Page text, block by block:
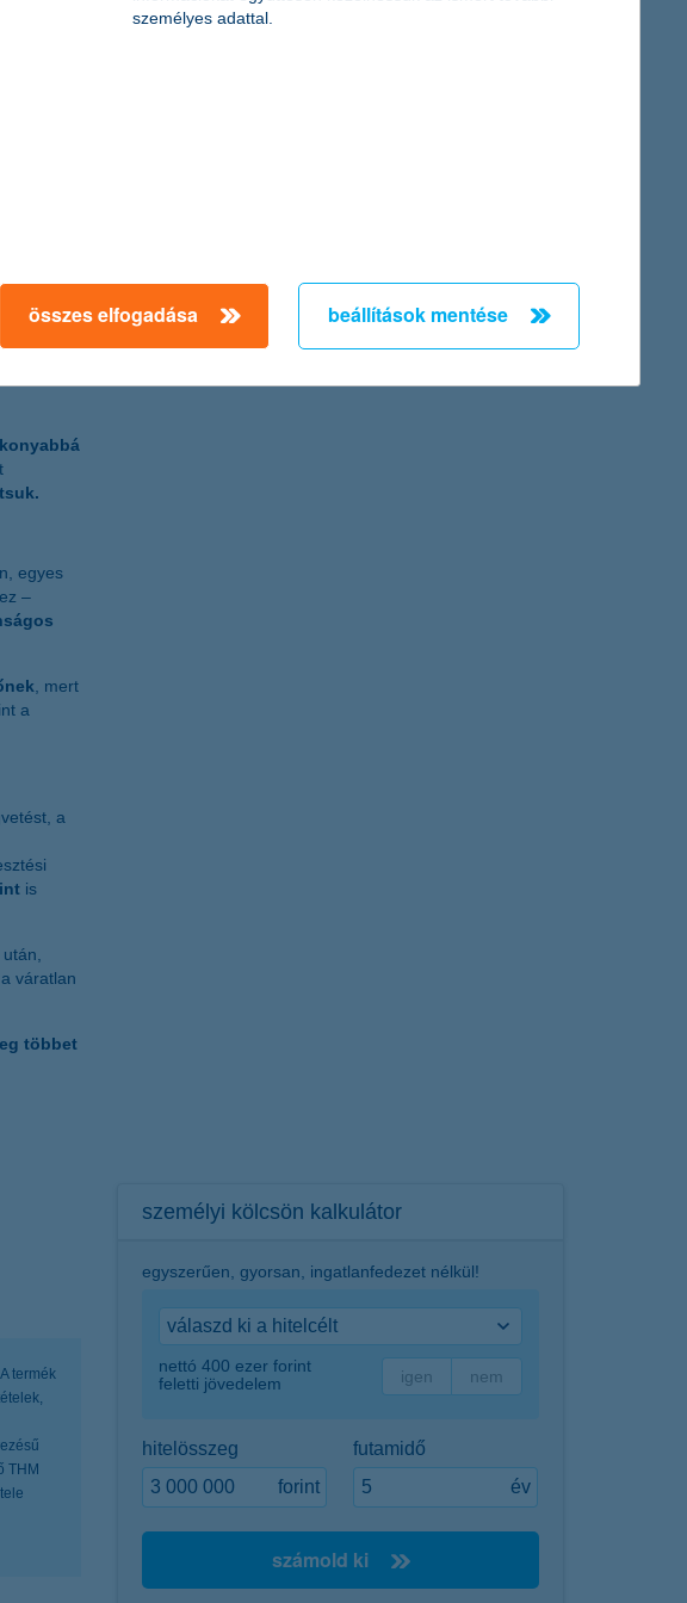
egyes
–
, mert
a
a
is
váratlan
többet
termék
THM
személyi kölcsön kalkulátor
egyszerűen, gyorsan, ingatlanfedezet nélkül!
nettó 400 ezer forint
feletti jövedelem
igen nem
hitelösszeg
forint
futamidő
év
számold ki
személyes adattal.
összes elfogadása beállítások mentése